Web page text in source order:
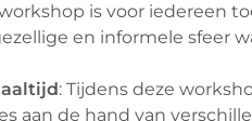
is voor iedereen
en informele sfeer
: Tijdens deze
aan de hand van